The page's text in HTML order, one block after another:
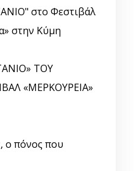
στο Φεστιβάλ
στην Κύμη
ΤΟΥ
«ΜΕΡΚΟΥΡΕΙΑ»
ο πόνος που